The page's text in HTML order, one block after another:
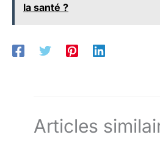
la santé ?
Articles